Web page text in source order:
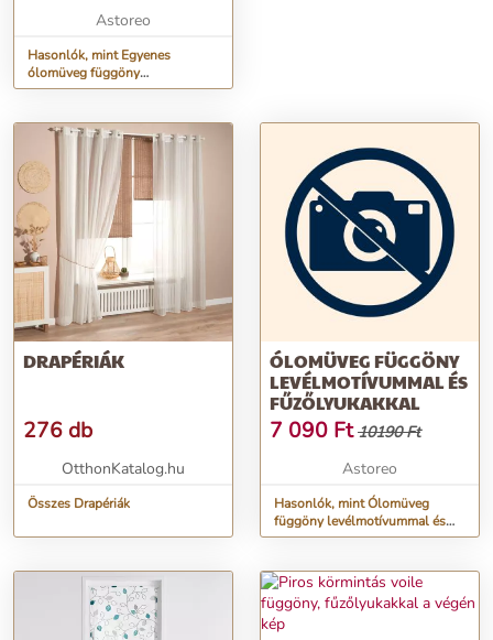
Astoreo
Hasonlók, mint Egyenes
ólomüveg függöny
virágmintával, pár
DRAPÉRIÁK
276 db
OtthonKatalog.hu
Összes Drapériák
ÓLOMÜVEG FÜGGÖNY
LEVÉLMOTÍVUMMAL ÉS
FŰZŐLYUKAKKAL
7 090 Ft 10190 Ft
Astoreo
Hasonlók, mint Ólomüveg
függöny levélmotívummal és
fűzőlyukakkal